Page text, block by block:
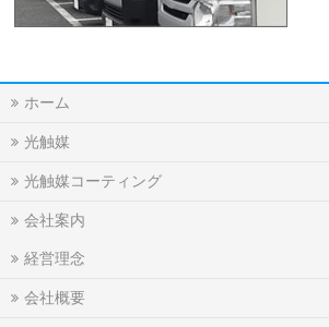
ホーム
光触媒
光触媒コーティング
会社案内
経営理念
会社概要